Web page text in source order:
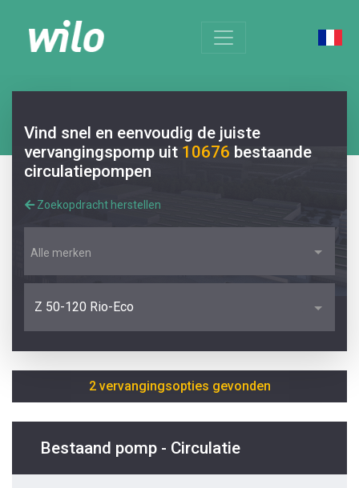
Vind snel en eenvoudig de juiste
vervangingspomp uit 10676 bestaande
circulatiepompen
Zoekopdracht herstellen
Alle merken
Z 50-120 Rio-Eco
2 vervangingsopties gevonden
Bestaand pomp - Circulatie